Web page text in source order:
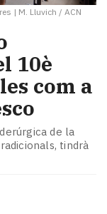
| M. Lluvich / ACN
10è
com a
de la
tindrà